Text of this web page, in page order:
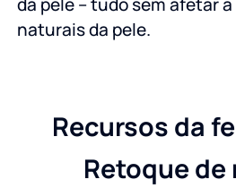
da pele – tudo sem afetar
naturais da pele.
Recursos da
Retoque